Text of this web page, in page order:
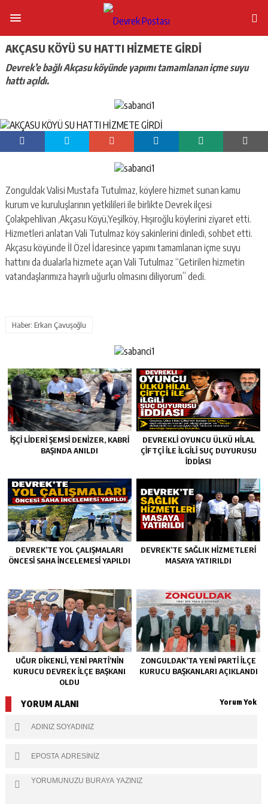
AKÇASU KÖYÜ SU HATTI HİZMETE GİRDİ
Devrek’e bağlı Akçasu köyünde yapımı tamamlanan içme suyu
hattı açıldı.
Zonguldak Valisi Mustafa Tutulmaz, köylere hizmet sunan kamu
kurum ve kuruluşlarının yetkilileri ile birlikte Devrek ilçesi
Çolakpehlivan ,Akçasu Köyü,Yeşilköy, Hışıroğlu köylerini ziyaret etti.
Hizmetleri anlatan Vali Tutulmaz köy sakinlerini dinledi, sohbet etti.
Akçasu köyünde İl Özel İdaresince yapımı tamamlanan içme suyu
hattını da dualarla hizmete açan Vali Tutulmaz “Getirilen hizmetin
vatandaşlarımıza hayırlı uğurlu olmasını diliyorum” dedi.
Haber: Erkan Çavuşoğlu
İŞÇİ LİDERİ ŞEMSİ DENİZER, KABRİ
BAŞINDA ANILDI
DEVREKLİ OYUNCU ÜLKÜ HİLAL
ÇİFTÇİ İLE İLGİLİ SUÇ DUYURUSU
İDDİASI
DEVREK’TE YOL ÇALIŞMALARI
ÖNCESI SAHA İNCELEMESI YAPILDI
DEVREK’TE SAĞLIK HIZMETLERI
MASAYA YATIRILDI
UĞUR DİKENLİ, YENİ PARTİ’NİN
KURUCU DEVREK İLÇE BAŞKANI
OLDU
ZONGULDAK’TA YENI PARTI İLÇE
KURUCU BAŞKANLARI AÇIKLANDI
YORUM ALANI Yorum Yok